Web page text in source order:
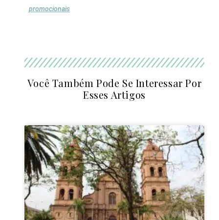
promocionais
Você Também Pode Se Interessar Por
Esses Artigos